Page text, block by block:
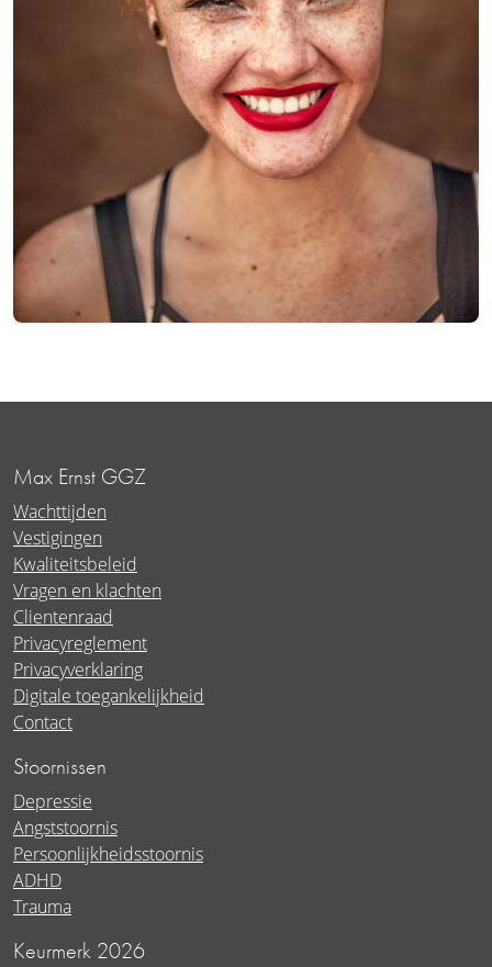
Max Ernst GGZ
Wachttijden
Vestigingen
Kwaliteitsbeleid
Vragen en klachten
Clientenraad
Privacyreglement
Privacyverklaring
Digitale toegankelijkheid
Contact
Stoornissen
Depressie
Angststoornis
Persoonlijkheidsstoornis
ADHD
Trauma
Keurmerk 2026